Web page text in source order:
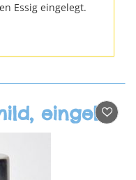
Essig eingelegt.
Bio Senfgurken mild, eingelegt